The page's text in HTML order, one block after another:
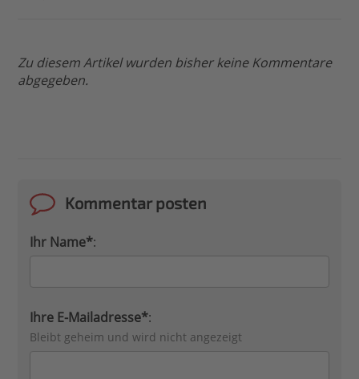
Zu diesem Artikel wurden bisher keine Kommentare
abgegeben.
Kommentar posten
Ihr Name*:
Ihre E-Mailadresse*:
Bleibt geheim und wird nicht angezeigt